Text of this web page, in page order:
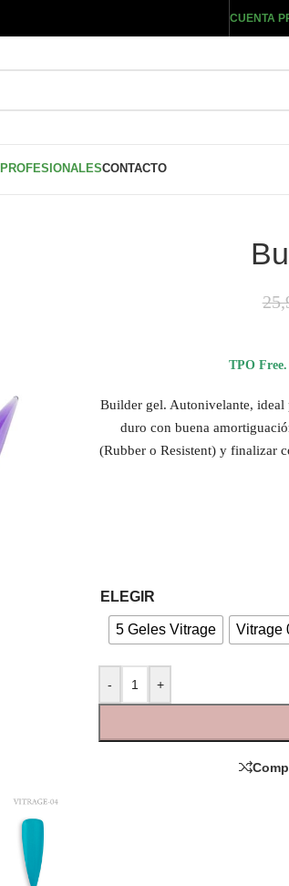
CUENTA
PROFESIONALESCONTACTO
TPO
Builder gel. Autonivelante, ideal
duro con buena
(Rubber o Resistent) y finalizar
ELEGIR
5 Geles Vitrage Vitrage
- +